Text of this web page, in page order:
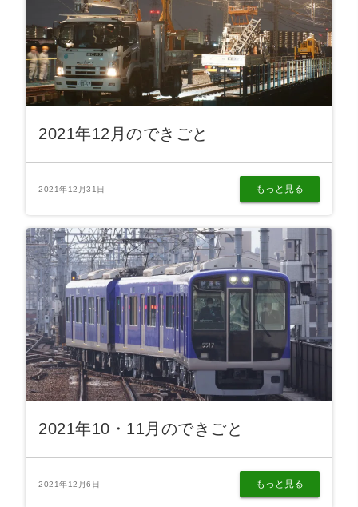
2021年12月のできごと
2021年12月31日 もっと見る
2021年10・11月のできごと
2021年12月6日 もっと見る